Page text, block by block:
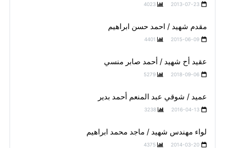
2013-07-23
4023
مقدم شهيد / احمد حسن ابراهيم
2015-06-09
4401
عقيد أح شهيد / أحمد صابر منسي
2018-09-06
5279
عميد / شوقي عبد المنعم أحمد بدير
2016-04-13
3238
لواء مهندس شهيد / ماجد محمد ابراهيم
2014-03-20
4375